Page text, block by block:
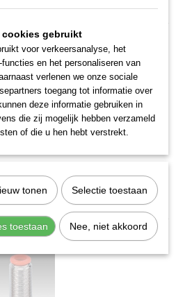
cookies gebruikt
voor verkeersanalyse, het
en het personaliseren van
verlenen we onze sociale
toegang tot informatie over
deze informatie gebruiken in
die zij mogelijk hebben verzameld
of die u hen hebt verstrekt.
tonen Selectie toestaan
toestaan Nee, niet akkoord